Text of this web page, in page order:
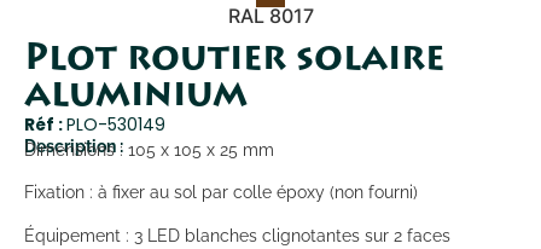
RAL 8017
Plot routier solaire
aluminium
Réf :PLO-530149
Description :
Dimensions : 105 x 105 x 25 mm
Fixation : à fixer au sol par colle époxy (non fourni)
Équipement : 3 LED blanches clignotantes sur 2 faces